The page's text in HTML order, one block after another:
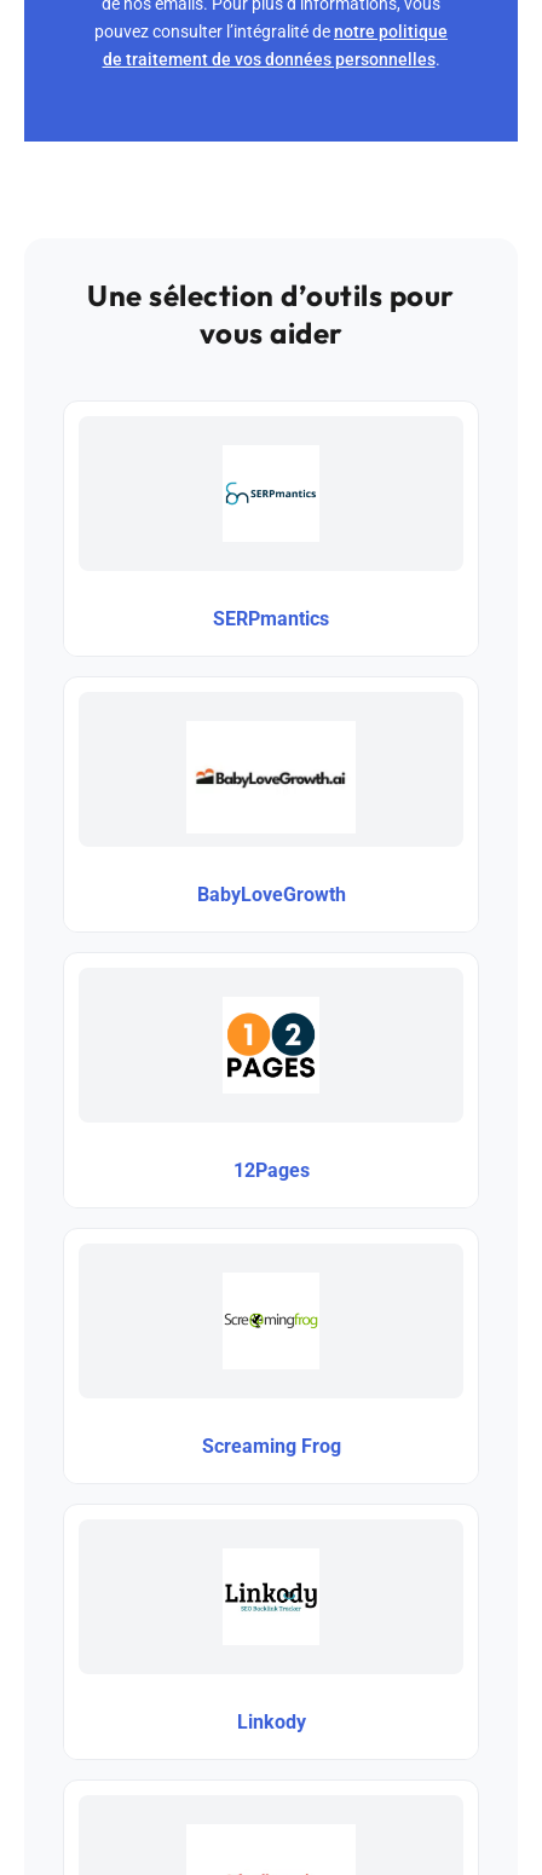
pouvez consulter l’intégralité denotre politique
de traitement de vos données personnelles.
Une sélection d’outils pour
vous aider
SERPmantics
BabyLoveGrowth
12Pages
Screaming Frog
Linkody